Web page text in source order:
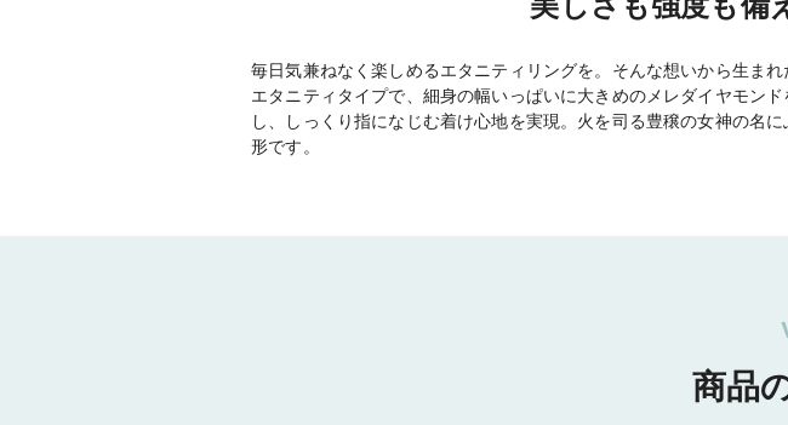
毎日気兼ねなく楽しめるエタニティリングを。そんな想いから生ま
エタニティタイプで、細身の幅いっぱいに大きめのメレダイヤモン
し、しっくり指になじむ着け心地を実現。火を司る豊穣の女神の名
形です。
商品